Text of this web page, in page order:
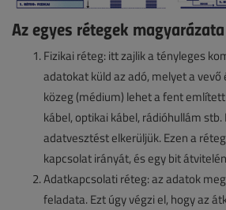
Az egyes rétegek magyarázata
Fizikai réteg: itt zajlik a tényleges
adatokat küld az adó, melyet a vevő
közeg (médium) lehet a fent
kábel, optikai kábel, rádióhullám stb.
adatvesztést elkerüljük. Ezen a
kapcsolat irányát, és egy bit
Adatkapcsolati réteg: az adatok
feladata. Ezt úgy végzi el, hogy az